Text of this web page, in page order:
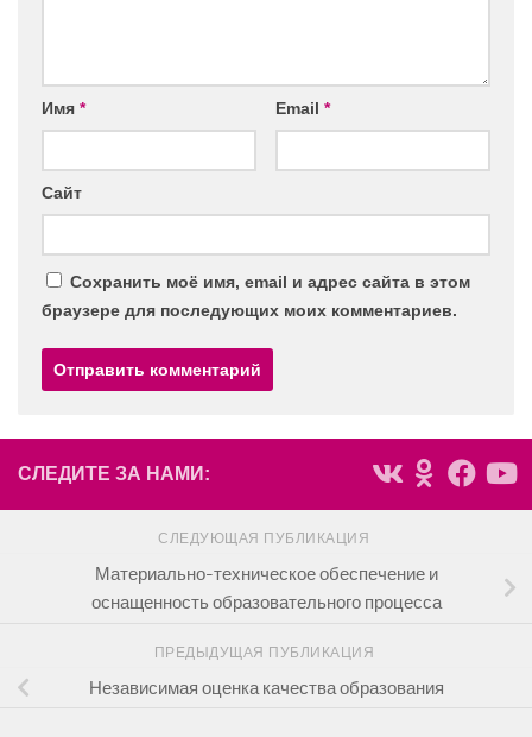
Имя * Email *
Сайт
Сохранить моё имя, email и адрес сайта в этом
браузере для последующих моих комментариев.
СЛЕДИТЕ ЗА НАМИ:
СЛЕДУЮЩАЯ ПУБЛИКАЦИЯ
Материально-техническое обеспечение и
оснащенность образовательного процесса
ПРЕДЫДУЩАЯ ПУБЛИКАЦИЯ
Независимая оценка качества образования